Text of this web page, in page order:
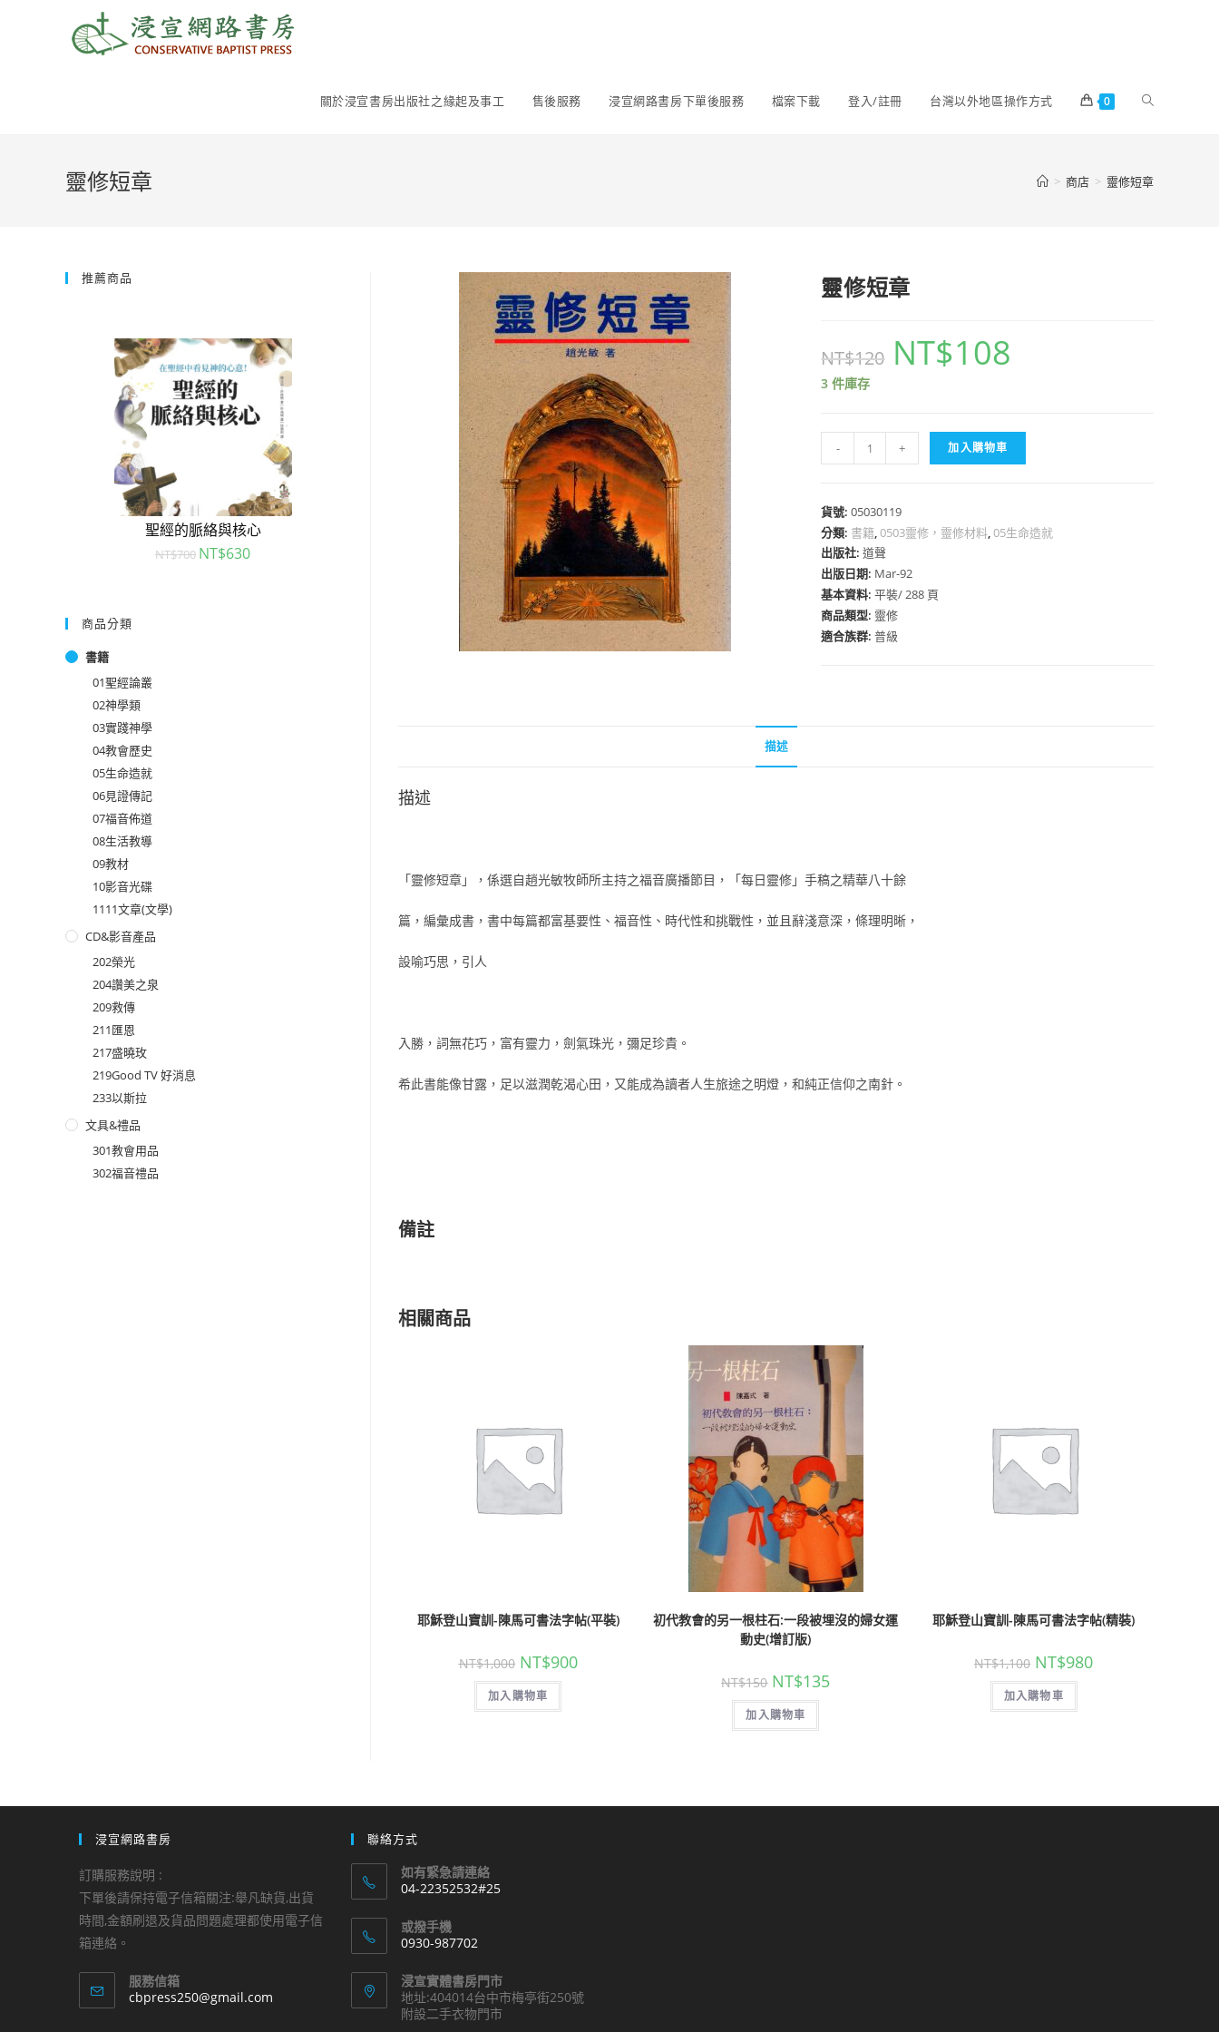
關於浸宣書房出版社之緣起及事工 售後服務 浸宣網路書房下單後服務 檔案下載 登入/註冊 台灣以外地區操作方式 0
靈修短章 > 商店 > 靈修短章
靈修短章
NT$120 NT$108
3 件庫存
-
修
章
數
量
+ 加入購物車
貨號:05030119
分類: 書籍,0503靈修，靈修材料,05生命造就
出版社:道聲
出版日期: Mar-92
基本資料:平裝/ 288 頁
商品類型: 靈修
適合族群:普級
描述
描述
「靈修短章」，係選自趙光敏牧師所主持之福音廣播節目，「每日靈修」手稿之精華八十餘
篇，編彙成書，書中每篇都富基要性、福音性、時代性和挑戰性，並且辭淺意深，條理明晰，
設喻巧思，引人
入勝，詞無花巧，富有靈力，劍氣珠光，彌足珍貴。
希此書能像甘露，足以滋潤乾渴心田，又能成為讀者人生旅途之明燈，和純正信仰之南針。
備註
相關商品
耶穌登山寶訓-陳馬可書法字帖(平裝)
NT$1,000 NT$900
加入購物車
初代教會的另一根柱石:一段被埋沒的婦女運
動史(增訂版)
NT$150 NT$135
加入購物車
耶穌登山寶訓-陳馬可書法字帖(精裝)
NT$1,100 NT$980
加入購物車
推薦商品
聖經的脈絡與核心
NT$700 NT$630
聖經的脈絡與核心
NT$630
聖經的脈絡與核心
NT$
商品分類
書籍
01聖經論叢
02神學類
03實踐神學
04教會歷史
05生命造就
06見證傳記
07福音佈道
08生活教導
09教材
10影音光碟
1111文章(文學)
CD&影音產品
202榮光
204讚美之泉
209救傳
211匯恩
217盛曉玫
219Good TV 好消息
233以斯拉
文具&禮品
301教會用品
302福音禮品
浸宣網路書房
訂購服務說明 :
下單後請保持電子信箱關注:舉凡缺貨,出貨
時間,金額刷退及貨品問題處理都使用電子信
箱連絡。
服務信箱
cbpress250@gmail.com
聯絡方式
如有緊急請連絡
04-22352532#25
in
your
application
或撥手機
0930-987702
in
your
浸宣實體書房門市
地址:404014台中市梅亭街250號
附設二手衣物門市